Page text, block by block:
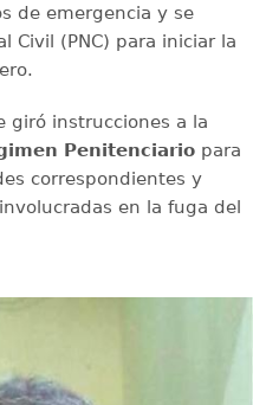
de emergencia y se
Civil (PNC) para iniciar la
giró instrucciones a la
Penitenciariopara
correspondientes y
en la fuga del